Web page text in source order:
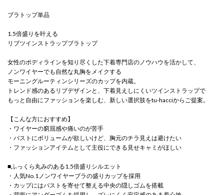
ブラトップ単品
1.5倍盛りを叶える
リブツインストラップブラトップ
女性のボディラインを知り尽くした下着専門店のノウハウを活かして、
ノンワイヤーでも自然な丸胸をメイクする
モーニングルーティンシリーズのカップを内蔵。
トレンド感のあるリブデザインと、下着見えしにくいツインストラップで
もっと自由にファッションを楽しむ、新しい選択肢をtu-hacciからご提案。
【こんな方におすすめ】
・ワイヤーの窮屈感や痛いのが苦手
・バストにボリュームが欲しいけど、胸元のチラ見えは避けたい
・ファッションアイテムとして主役にできる見せキャミがほしい
■ふっくら丸みのある1.5倍盛りシルエット
・人気No.1ノンワイヤーブラの盛りカップを採用
・カップにはバストを寄せて整える中央の隠しゴムを搭載